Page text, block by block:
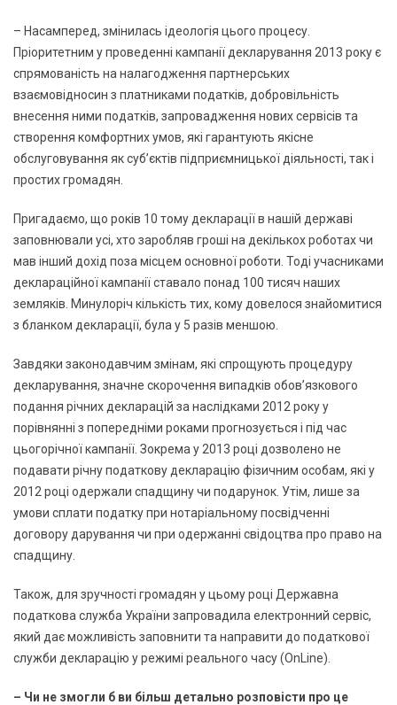
– Насамперед, змінилась ідеологія цього процесу.
Пріоритетним у проведенні кампанії декларування 2013 року є
спрямованість на налагодження партнерських
взаємовідносин з платниками податків, добровільність
внесення ними податків, запровадження нових сервісів та
створення комфортних умов, які гарантують якісне
обслуговування як суб’єктів підприємницької діяльності, так і
простих громадян.
Пригадаємо, що років 10 тому декларації в нашій державі
заповнювали усі, хто заробляв гроші на декількох роботах чи
мав інший дохід поза місцем основної роботи. Тоді учасниками
деклараційної кампанії ставало понад 100 тисяч наших
земляків. Минулоріч кількість тих, кому довелося знайомитися
з бланком декларації, була у 5 разів меншою.
Завдяки законодавчим змінам, які спрощують процедуру
декларування, значне скорочення випадків обов’язкового
подання річних декларацій за наслідками 2012 року у
порівнянні з попередніми роками прогнозується і під час
цьогорічної кампанії. Зокрема у 2013 році дозволено не
подавати річну податкову декларацію фізичним особам, які у
2012 році одержали спадщину чи подарунок. Утім, лише за
умови сплати податку при нотаріальному посвідченні
договору дарування чи при одержанні свідоцтва про право на
спадщину.
Також, для зручності громадян у цьому році Державна
податкова служба України запровадила електронний сервіс,
який дає можливість заповнити та направити до податкової
служби декларацію у режимі реального часу (ОnLine).
– Чи не змогли б ви більш детально розповісти про це